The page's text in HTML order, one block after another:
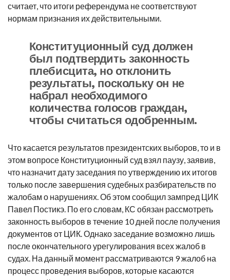
считает, что итоги референдума не соответствуют
нормам признания их действительными.
Конституционный суд должен
был подтвердить законность
плебисцита, но отклонить
результаты, поскольку он не
набрал необходимого
количества голосов граждан,
чтобы считаться одобренным.
Что касается результатов президентских выборов, то и в
этом вопросе Конституционный суд взял паузу, заявив,
что назначит дату заседания по утверждению их итогов
только после завершения судебных разбирательств по
жалобам о нарушениях. Об этом сообщил зампред ЦИК
Павел Постикэ. По его словам, КС обязан рассмотреть
законность выборов в течение 10 дней после получения
документов от ЦИК. Однако заседание возможно лишь
после окончательного урегулирования всех жалоб в
судах. На данный момент рассматриваются 9 жалоб на
процесс проведения выборов, которые касаются